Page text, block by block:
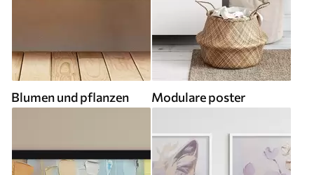
Blumen und pflanzen Modulare poster